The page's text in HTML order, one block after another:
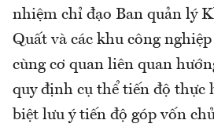
nhiệm chỉ đạo Ban quản lý
Quất và các khu công
cùng cơ quan liên quan
quy định cụ thể tiến độ thực
biệt lưu ý tiến độ góp vốn